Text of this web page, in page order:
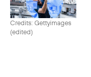
Credits: Gettyimages
(edited)